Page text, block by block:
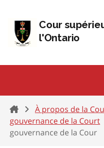
Cour
l'Ontario
HomeÀ propos de la
gouvernance de la Court
gouvernance de la Cour